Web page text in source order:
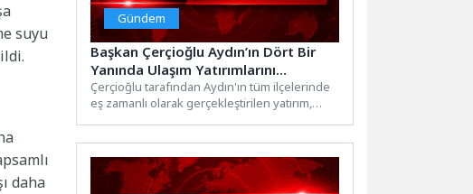
suyu
daha
Gündem
Başkan Çerçioğlu Aydın’ın Dört Bir
Yanında Ulaşım Yatırımlarını
Sürdürüyor
Çerçioğlu tarafından Aydın'ın tüm ilçelerinde
eş zamanlı olarak gerçekleştirilen yatırım,